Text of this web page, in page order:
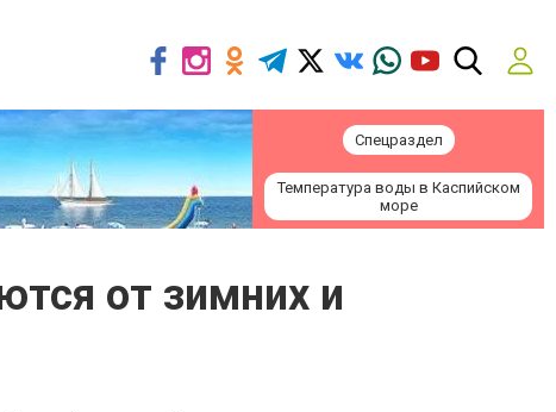
Спецраздел
Температура воды в Каспийском
море
от зимних и